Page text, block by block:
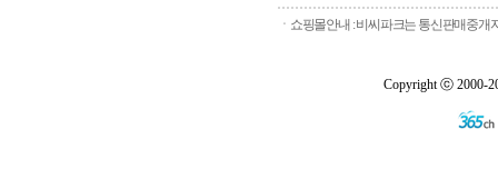
ㆍ쇼핑몰안내 : 비씨파크는 통신판매중개
Copyright ⓒ 2000-